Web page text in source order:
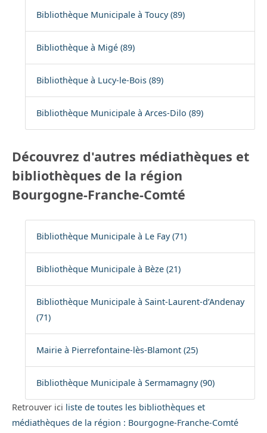
Bibliothèque Municipale à Toucy (89)
Bibliothèque à Migé (89)
Bibliothèque à Lucy-le-Bois (89)
Bibliothèque Municipale à Arces-Dilo (89)
Découvrez d'autres médiathèques et
bibliothèques de la région
Bourgogne-Franche-Comté
Bibliothèque Municipale à Le Fay (71)
Bibliothèque Municipale à Bèze (21)
Bibliothèque Municipale à Saint-Laurent-d’Andenay
(71)
Mairie à Pierrefontaine-lès-Blamont (25)
Bibliothèque Municipale à Sermamagny (90)
Retrouver ici liste de toutes les bibliothèques et
médiathèques de la région : Bourgogne-Franche-Comté